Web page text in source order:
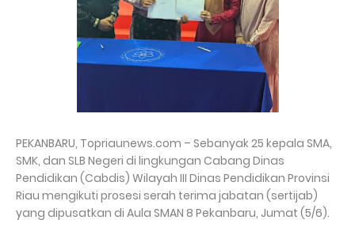
PEKANBARU, Topriaunews.com – Sebanyak 25 kepala SMA,
SMK, dan SLB Negeri di lingkungan Cabang Dinas
Pendidikan (Cabdis) Wilayah III Dinas Pendidikan Provinsi
Riau mengikuti prosesi serah terima jabatan (sertijab)
yang dipusatkan di Aula SMAN 8 Pekanbaru, Jumat (5/6).